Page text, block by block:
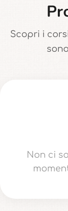
Scopri i
Non ci